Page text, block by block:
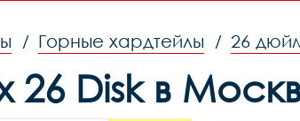
/ Горные хардтейлы / 26
26 Disk в